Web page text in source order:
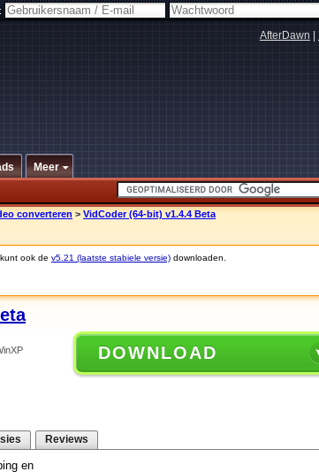
AfterDawn
Meer
converteren > VidCoder (64-bit) v1.4.4 Beta
ook de v5.21 (laatste stabiele versie) downloaden.
DOWNLOAD
Reviews
en